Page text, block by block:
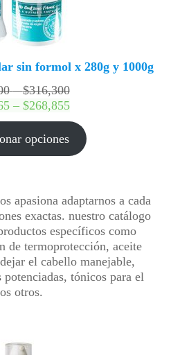
sin formol x 280g y 1000g
– $316,300Rango
de
precios:
desde
$120,900
– $268,855Rango
de
precios:
desde
$268,855
opciones
apasiona adaptarnos a cada
exactas. nuestro catálogo
específicos como
de termoprotección, aceite
el cabello manejable,
tónicos para el
otros.